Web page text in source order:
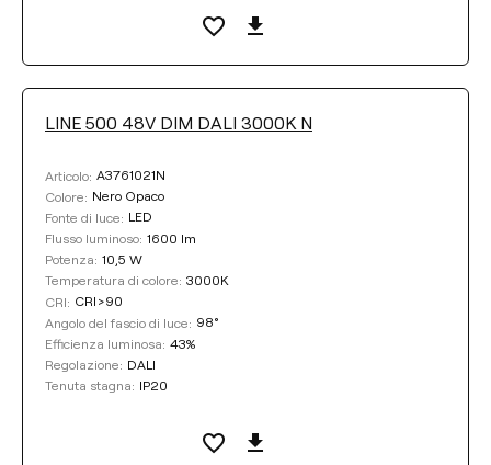
LINE 500 48V DIM DALI 3000K N
Articolo: A3761021N
Colore: Nero Opaco
Fonte di luce: LED
Flusso luminoso: 1600 lm
Potenza: 10,5 W
Temperatura di colore: 3000K
CRI: CRI>90
Angolo del fascio di luce: 98°
Efficienza luminosa: 43%
Regolazione: DALI
Tenuta stagna: IP20